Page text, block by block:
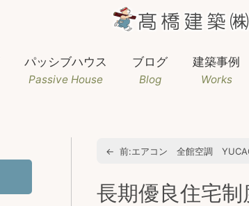
パッシブハウス
Passive House
ブログ
Blog
建築事例
Works
← 前:エアコン 全館空調
長期優良住宅